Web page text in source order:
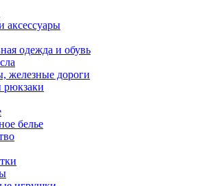
аксессуары
одежда и обувь
железные дороги
рюкзаки
белье